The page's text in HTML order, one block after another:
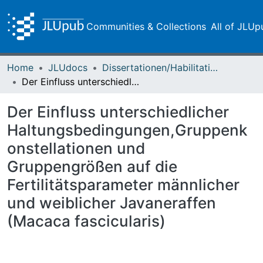
Communities & Collections All of
Home JLUdocs
Dissertationen/Habilitationen
Der Einfluss unterschiedlicher Haltungsbedingungen,Gruppenkonstellationen und Gruppengrößen auf die Fertilitätsparameter männlicher und weiblicher Javaneraffen (Macaca fascicularis)
Der Einfluss unterschiedlicher
Haltungsbedingungen,Gruppenk
onstellationen und
Gruppengrößen auf die
Fertilitätsparameter männlicher
und weiblicher Javaneraffen
(Macaca fascicularis)